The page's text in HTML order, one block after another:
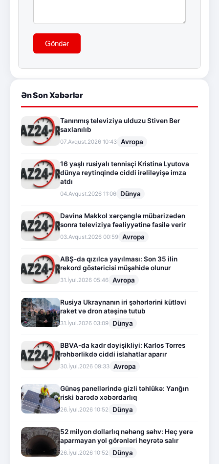
Göndər
Ən Son Xəbərlər
Tanınmış televiziya ulduzu Stiven Ber
saxlanılıb
07.Avqust.2026 10:43 Avropa
16 yaşlı rusiyalı tennisçi Kristina Lyutova
dünya reytinqində ciddi irəliləyişə imza
atdı
04.Avqust.2026 11:06 Dünya
Davina Makkol xərçənglə mübarizədən
sonra televiziya fəaliyyətinə fasilə verir
03.Avqust.2026 00:59 Avropa
ABŞ-da qızılca yayılması: Son 35 ilin
rekord göstəricisi müşahidə olunur
31.İyul.2026 05:46 Avropa
Rusiya Ukraynanın iri şəhərlərini kütləvi
raket və dron atəşinə tutub
31.İyul.2026 03:09 Dünya
BBVA-da kadr dəyişikliyi: Karlos Torres
rəhbərlikdə ciddi islahatlar aparır
30.İyul.2026 09:33 Avropa
Günəş panellərində gizli təhlükə: Yanğın
riski barədə xəbərdarlıq
26.İyul.2026 10:52 Dünya
52 milyon dollarlıq nəhəng səhv: Heç yerə
aparmayan yol görənləri heyrətə salır
26.İyul.2026 10:52 Dünya